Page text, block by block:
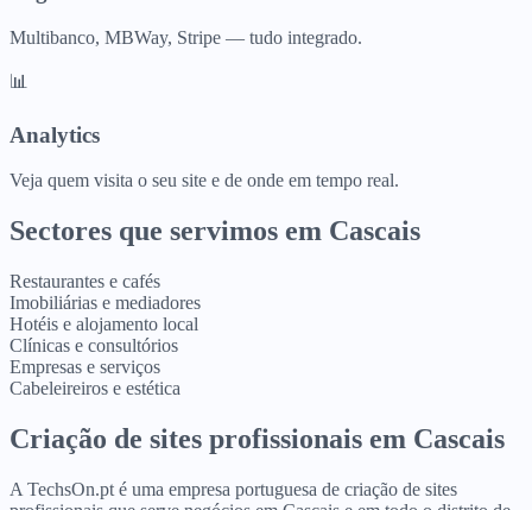
Multibanco, MBWay, Stripe — tudo integrado.
📊
Analytics
Veja quem visita o seu site e de onde em tempo real.
Sectores que servimos em Cascais
Restaurantes e cafés
Imobiliárias e mediadores
Hotéis e alojamento local
Clínicas e consultórios
Empresas e serviços
Cabeleireiros e estética
Criação de sites profissionais em Cascais
A TechsOn.pt é uma empresa portuguesa de criação de sites